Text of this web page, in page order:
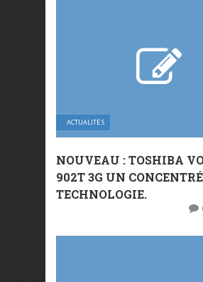
ACTUALITÉS
NOUVEAU : TOSHIBA
902T 3G UN
TECHNOLOGIE.